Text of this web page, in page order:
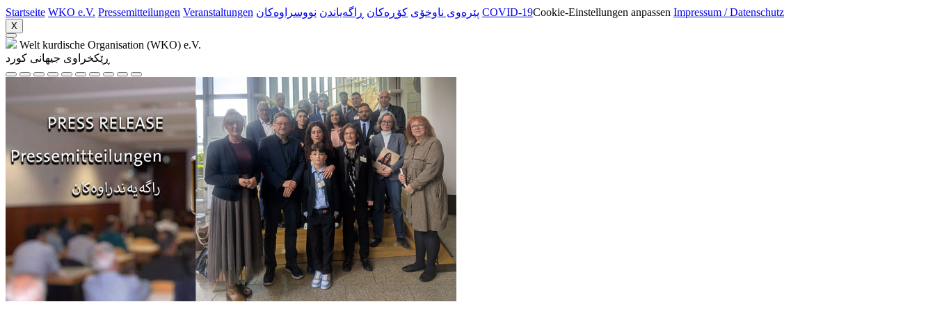
Startseite WKO e.V. Pressemitteilungen Veranstaltungen پێرەوی ناوخۆی کۆڕەکان ڕاگەیاندن نووسراوه‌کان COVID-19Cookie-Einstellungen anpassen Impressum / Datenschutz
X
Welt kurdische Organisation (WKO) e.V.
ڕێکخراوی جیهانی کورد